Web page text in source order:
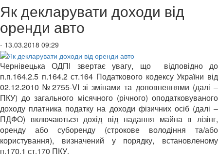
Як декларувати доходи від
оренди авто
- 13.03.2018 09:29
Чернівецька ОДПІ звертає увагу, що відповідно до
п.п.164.2.5 п.164.2 ст.164 Податкового кодексу України від
02.12.2010 №2755-VI зі змінами та доповненнями (далі –
ПКУ) до загального місячного (річного) оподатковуваного
доходу платника податку на доходи фізичних осіб (далі –
ПДФО) включаються дохід від надання майна в лізінг,
оренду або суборенду (строкове володіння та/або
користування), визначений у порядку, встановленому
п.170.1 ст.170 ПКУ.